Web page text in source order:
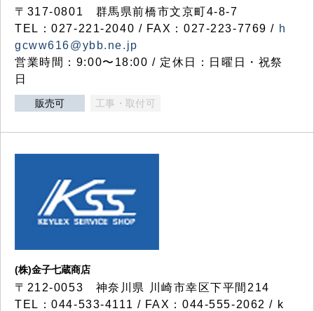
〒317‐0801 群馬県前橋市文京町4-8-7
TEL：027-221-2040 / FAX：027-223-7769 / h
gcww616@ybb.ne.jp
営業時間：9:00〜18:00 / 定休日：日曜日・祝祭
日
販売可 工事・取付可
(株)金子七蔵商店
〒212-0053 神奈川県 川崎市幸区下平間214
TEL：044-533-4111 / FAX：044-555-2062 / k